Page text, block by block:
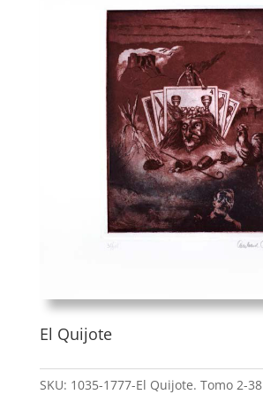
El Quijote
SKU: 1035-1777-El Quijote. Tomo 2-38